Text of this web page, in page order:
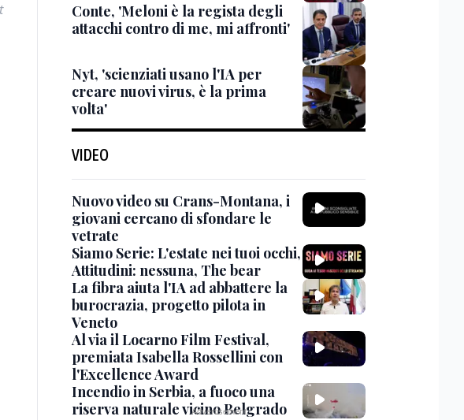
Conte, 'Meloni è la regista degli
attacchi contro di me, mi affronti'
Nyt, 'scienziati usano l'IA per
creare nuovi virus, è la prima
volta'
VIDEO
Nuovo video su Crans-Montana, i
giovani cercano di sfondare le
vetrate
Siamo Serie: L'estate nei tuoi occhi,
Attitudini: nessuna, The bear
La fibra aiuta l'IA ad abbattere la
burocrazia, progetto pilota in
Veneto
Al via il Locarno Film Festival,
premiata Isabella Rossellini con
l'Excellence Award
Incendio in Serbia, a fuoco una
riserva naturale vicino Belgrado